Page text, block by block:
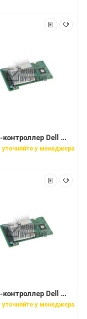
Raid-контроллер Dell PERC H810 RAID Adapter for External JBOD, 1Gb NV Cache [H810N]
уточняйте у менеджера
Raid-контроллер Dell PERC6/i SAS Raid Controller Card [341-6064]
уточняйте у менеджера